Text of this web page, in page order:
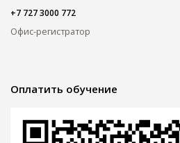
+7 727 3000 772
Офис-регистратор
Оплатить обучение